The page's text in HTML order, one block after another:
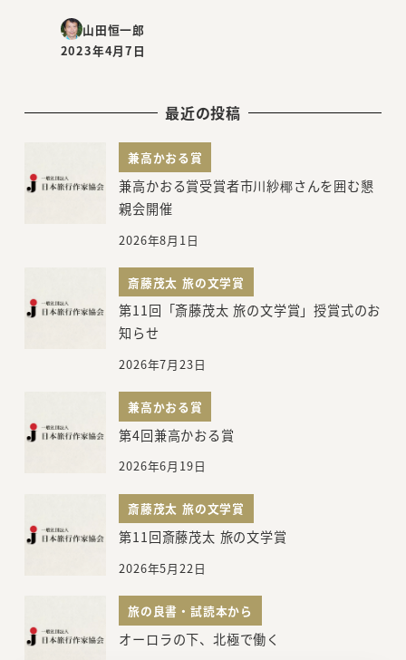
山田恒一郎
投稿日
2023年4月7日
最近の投稿
兼高かおる賞
兼高かおる賞受賞者市川紗椰さんを囲む懇
親会開催
2026年8月1日
斎藤茂太 旅の文学賞
第11回「斎藤茂太 旅の文学賞」授賞式のお
知らせ
2026年7月23日
兼高かおる賞
第4回兼高かおる賞
2026年6月19日
斎藤茂太 旅の文学賞
第11回斎藤茂太 旅の文学賞
2026年5月22日
旅の良書・試読本から
オーロラの下、北極で働く